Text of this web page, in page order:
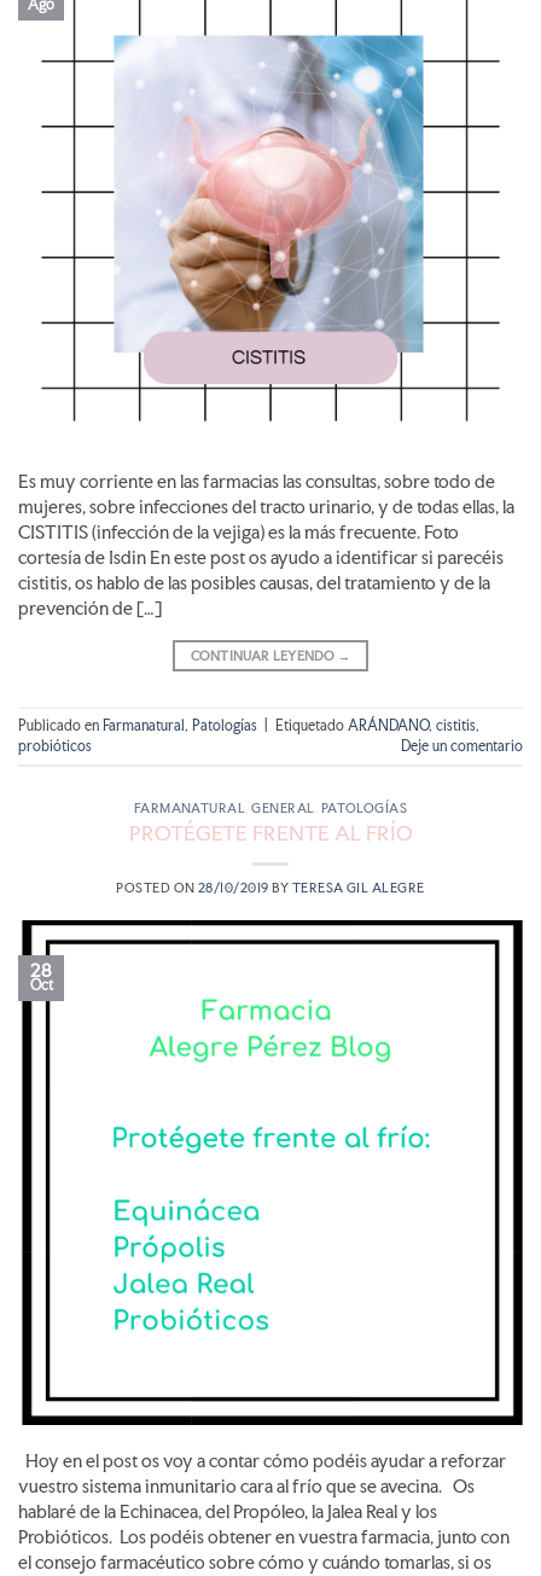
Ago
Es muy corriente en las farmacias las consultas, sobre todo de
mujeres, sobre infecciones del tracto urinario, y de todas ellas, la
CISTITIS (infección de la vejiga) es la más frecuente. Foto
cortesía de Isdin En este post os ayudo a identificar si parecéis
cistitis, os hablo de las posibles causas, del tratamiento y de la
prevención de […]
CONTINUAR LEYENDO →
Publicado en Farmanatural, Patologías Etiquetado ARÁNDANO, cistitis,
probióticos
Deje un comentario
FARMANATURAL ,GENERAL PATOLOGÍAS
PROTÉGETE FRENTE AL FRÍO
POSTED ON 28/10/2019 BY TERESA GIL ALEGRE
28
Oct
Hoy en el post os voy a contar cómo podéis ayudar a reforzar
vuestro sistema inmunitario cara al frío que se avecina. Os
hablaré de la Echinacea, del Propóleo, la Jalea Real y los
Probióticos. Los podéis obtener en vuestra farmacia, junto con
el consejo farmacéutico sobre cómo y cuándo tomarlas, si os